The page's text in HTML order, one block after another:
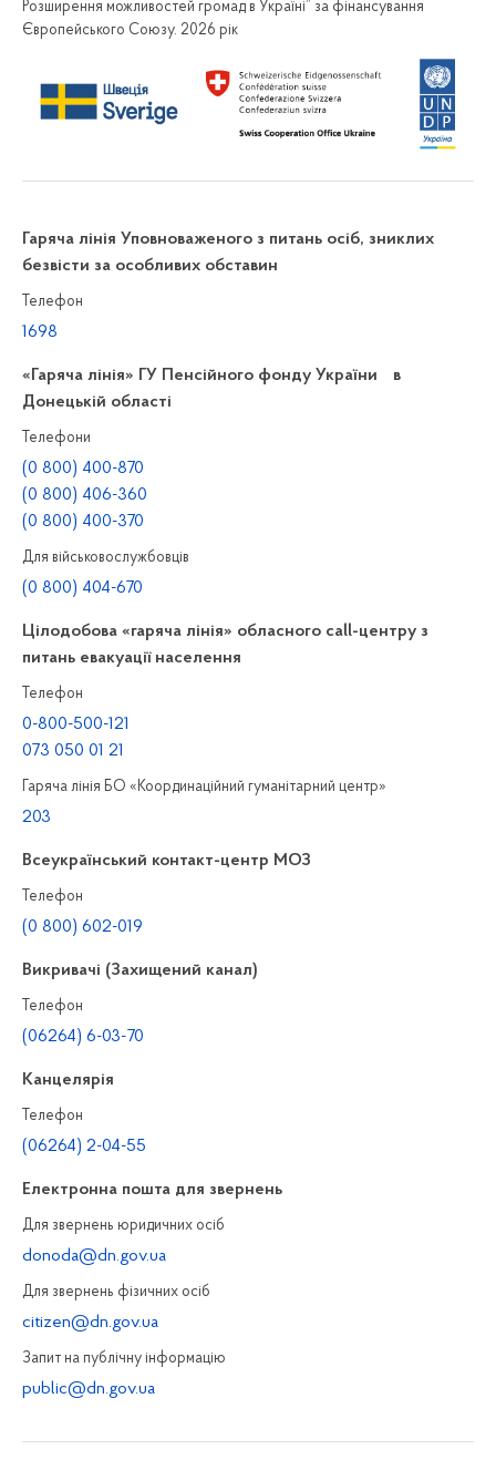
Розширення можливостей громад в Україні” за фінансування
Європейського Союзу. 2026 рік
Гаряча лінія Уповноваженого з питань осіб, зниклих
безвісти за особливих обставин
Телефон
1698
«Гаряча лінія» ГУ Пенсійного фонду України в
Донецькій області
Телефони
(0 800) 400-870
(0 800) 406-360
(0 800) 400-370
Для військовослужбовців
(0 800) 404-670
Цілодобова «гаряча лінія» обласного call-центру з
питань евакуації населення
Телефон
0-800-500-121
073 050 01 21
Гаряча лінія БО «Координаційний гуманітарний центр»
203
Всеукраїнський контакт-центр МОЗ
Телефон
(0 800) 602-019
Викривачі (Захищений канал)
Телефон
(06264) 6-03-70
Канцелярiя
Телефон
(06264) 2-04-55
Електронна пошта для звернень
Для звернень юридичних осiб
donoda@dn.gov.ua
Для звернень фізичних осiб
citizen@dn.gov.ua
Запит на публiчну інформацiю
public@dn.gov.ua